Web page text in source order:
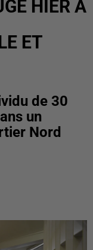
HIER À
ET
de 30
un
Nord